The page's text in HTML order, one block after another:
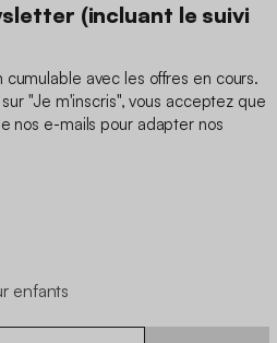
(incluant le suivi
avec les offres en cours.
"Je m'inscris", vous acceptez que
nos e-mails pour adapter nos
enfants